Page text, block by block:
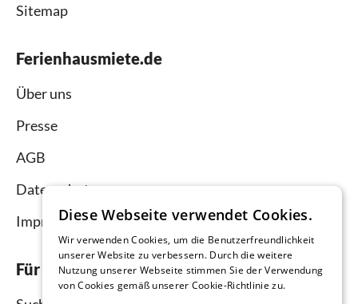
Sitemap
Ferienhausmiete.de
Über uns
Presse
AGB
Datenschutz
Impressum
Für Urlauber
Diese Webseite verwendet Cookies.
Wir verwenden Cookies, um die Benutzerfreundlichkeit
unserer Website zu verbessern. Durch die weitere
Nutzung unserer Webseite stimmen Sie der Verwendung
von Cookies gemäß unserer Cookie-Richtlinie zu.